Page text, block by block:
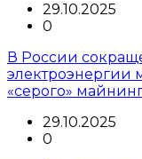
29.10.2025
0
В России
электроэнергии
«серого»
29.10.2025
0